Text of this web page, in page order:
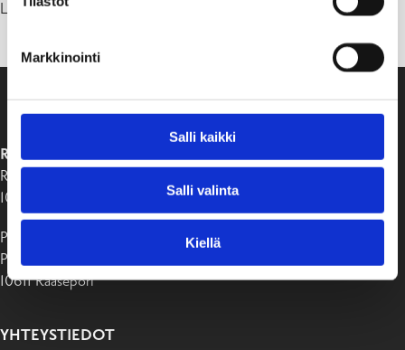
Markkinointi
Salli kaikki
Salli valinta
Kiellä
Lämpimästi tervetuloa!
RAASEPORIN KAUPUNKI
Raaseporintie 37
10650 Tammisaari
Postiosoite:
PB 58
10611 Raasepori
YHTEYSTIEDOT